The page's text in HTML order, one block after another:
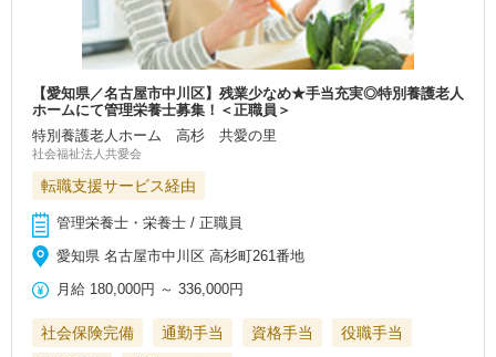
【愛知県／名古屋市中川区】残業少なめ★手当充実◎特別養護老人
ホームにて管理栄養士募集！＜正職員＞
特別養護老人ホーム 高杉 共愛の里
社会福祉法人共愛会
転職支援サービス経由
管理栄養士・栄養士 / 正職員
愛知県 名古屋市中川区 高杉町261番地
月給 180,000円 ～336,000円
社会保険完備 通勤手当 資格手当
役職手当